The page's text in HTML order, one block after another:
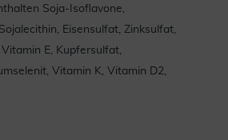
Soja-Isoflavone,
Eisensulfat, Zinksulfat,
E, Kupfersulfat,
Vitamin K, Vitamin D2,